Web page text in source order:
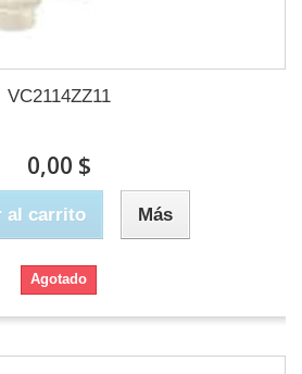
VC2114ZZ11
0,00 $
al carrito Más
Agotado